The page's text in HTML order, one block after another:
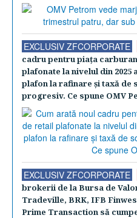
EXCLUSIV ZFCORPORATE
cadru pentru piaţa
plafonate la nivelul din
plafon la rafinare şi taxă
progresiv. Ce spune OMV
EXCLUSIV ZFCORPORATE
brokerii de la Bursa de
Tradeville, BRK, IFB
Prime Transaction să